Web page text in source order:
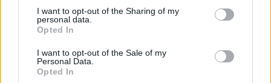
not limited to your visit or usage behaviour. You may click to
grant or deny consent to Google and its third-party tags to
use your data for below specified purposes in below Google
consent section.
I want to opt-out of the Sharing of my
personal data.
Opted In
I want to opt-out of the Sale of my
Personal Data.
Opted In
a hírek szerint egy komoly csomaggal érkezik,
amelytől nagy előrelépést várnak.
The media could not be loaded, either because